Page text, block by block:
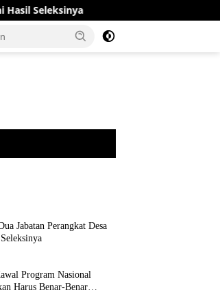
DPRD Sumedang Kawal
Jabatan Perangkat Desa
Program Nasional
Harus Benar-Benar